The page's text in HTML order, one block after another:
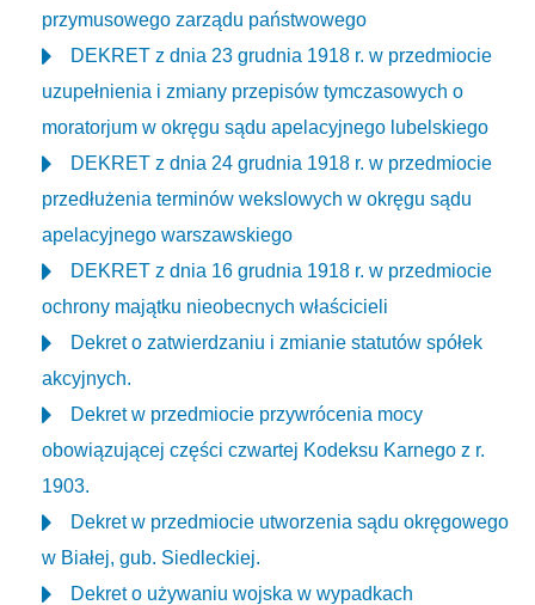
przymusowego zarządu państwowego
DEKRET z dnia 23 grudnia 1918 r. w przedmiocie
uzupełnienia i zmiany przepisów tymczasowych o
moratorjum w okręgu sądu apelacyjnego lubelskiego
DEKRET z dnia 24 grudnia 1918 r. w przedmiocie
przedłużenia terminów wekslowych w okręgu sądu
apelacyjnego warszawskiego
DEKRET z dnia 16 grudnia 1918 r. w przedmiocie
ochrony majątku nieobecnych właścicieli
Dekret o zatwierdzaniu i zmianie statutów spółek
akcyjnych.
Dekret w przedmiocie przywrócenia mocy
obowiązującej części czwartej Kodeksu Karnego z r.
1903.
Dekret w przedmiocie utworzenia sądu okręgowego
w Białej, gub. Siedleckiej.
Dekret o używaniu wojska w wypadkach